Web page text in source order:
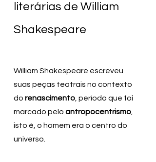
literárias de William
Shakespeare
William Shakespeare escreveu
suas peças teatrais no contexto
do renascimento , período que foi
marcado pelo antropocentrismo
isto é, o homem era o centro do
universo.